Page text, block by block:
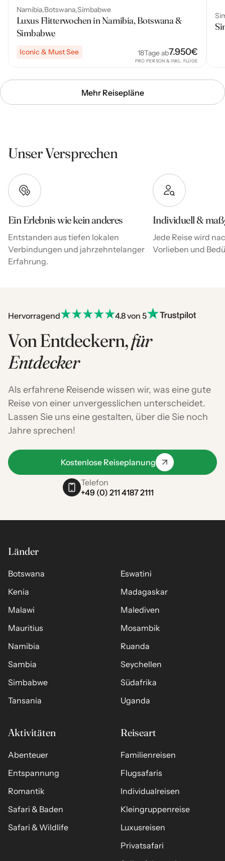
Namibia Botswana Simbabwe
Luxus Flitterwochen in Namibia, Botswana &
Simbabwe
Iconic & Must See 18Tage ab7.950€
PRO PERSON & INKL. FLÜGE
Mehr Reisepläne
Unser Versprechen
Ein Erlebnis wie kein anderes
Entstanden aus tiefen lokalen
Verbindungen und jahrzehntelanger
Erfahrung.
Individuell &
Jede Reise wird
Vorlieben und
Hervorragend 4.8 von 5
Von Entdeckern,für
Entdecker
Als erfahrene Reisende wissen wir, was eine gute
Reise von einer unvergesslichen unterscheidet.
Lassen Sie uns eine gestalten, über die Sie noch
Jahre sprechen!
Kostenlose Reiseplanung
Telefon
+49 (0) 211 4187 2111
Länder
Botswana
Eswatini
Kenia
Madagaskar
Malawi
Malediven
Mauritius
Mosambik
Namibia
Ruanda
Sambia
Seychellen
Simbabwe
Südafrika
Tansania
Uganda
Aktivitäten
Abenteuer
Entspannung
Romantik
Safari & Baden
Safari & Wildlife
Reiseart
Familienreisen
Flugsafaris
Individualreisen
Kleingruppenreise
Luxusreisen
Privatsafari